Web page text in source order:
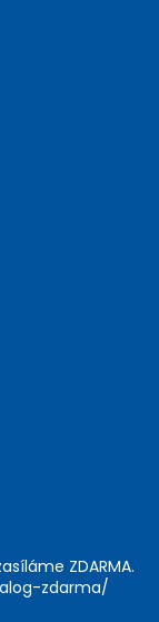
ZDARMA.
zdarma/